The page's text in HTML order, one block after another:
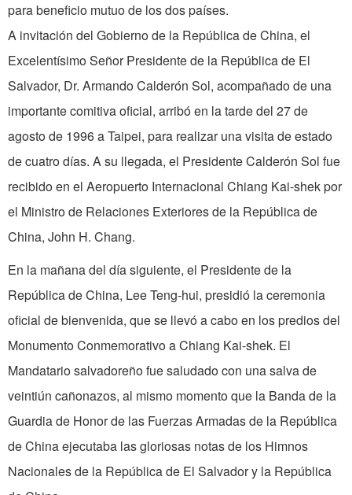
para beneficio mutuo de los dos países.
A invitación del Gobierno de la República de China, el
Excelentísimo Señor Presidente de la República de El
Salvador, Dr. Armando Calderón Sol, acompañado de una
importante comitiva oficial, arribó en la tarde del 27 de
agosto de 1996 a Taipei, para realizar una visita de estado
de cuatro días. A su llegada, el Presidente Calderón Sol fue
recibido en el Aeropuerto Internacional Chiang Kai-shek por
el Ministro de Relaciones Exteriores de la República de
China, John H. Chang.
En la mañana del día siguiente, el Presidente de la
República de China, Lee Teng-hui, presidió la ceremonia
oficial de bienvenida, que se llevó a cabo en los predios del
Monumento Conmemorativo a Chiang Kai-shek. El
Mandatario salvado­reño fue saludado con una salva de
veintiún cañonazos, al mismo momento que la Ban­da de la
Guardia de Honor de las Fuerzas Armadas de la República
de China ejecu­taba las gloriosas notas de los Himnos
Nacionales de la República de El Salvador y la República